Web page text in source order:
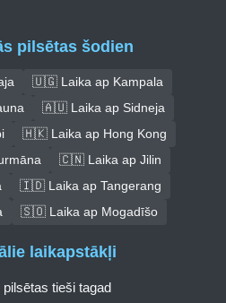
pilsētas šodien
🇺🇬 Laika ap Kampala
🇦🇺 Laika ap Sidneja
🇭🇰 Laika ap Hong Kong
🇨🇳 Laika ap Jilin
🇮🇩 Laika ap Tangerang
🇸🇴 Laika ap Mogadīšo
laikapstākļi
tieši tagad